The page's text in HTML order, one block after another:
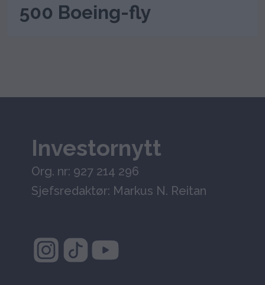
500 Boeing-fly
Investornytt
Org. nr: 927 214 296
Sjefsredaktør: Markus N. Reitan